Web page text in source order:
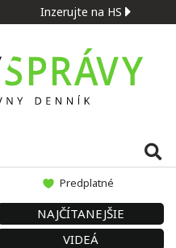
Inzerujte na HS
Predplatné
NAJČÍTANEJŠIE
VIDEÁ